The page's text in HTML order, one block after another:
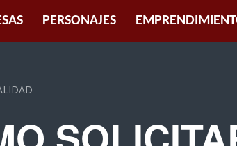
PERSONAJES